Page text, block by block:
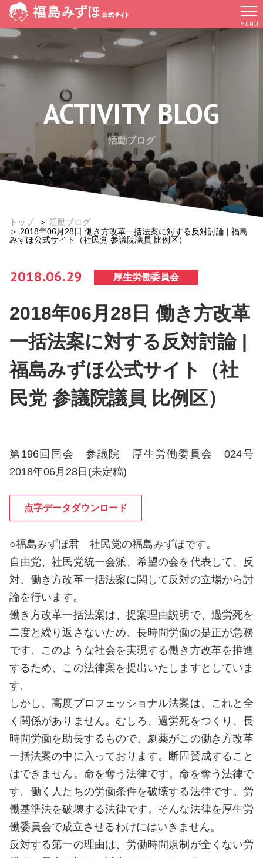
ACTIVITY BLOG
活動ブログ
トップ ＞ 活動ブログ
＞ 2018年06月28日 働き方改革一括法案に対する反対討論 | 福島
みずほ公式サイト（社民党 参議院議員 比例区）
2018.06.29 厚生労働委員会
2018年06月28日 働き方改革
一括法案に対する反対討論 |
福島みずほ公式サイト（社
民党 参議院議員 比例区）
第196回国会 参議院 厚生労働委員会 024号
2018年06月28日(未定稿)
点字データダウンロード
○福島みずほ君 社民党の福島みずほです。
自由党、社民党統一会派、希望の会を代表して、反
対、働き方改革一括法案に関して反対の立場から討
論を行います。
働き方改革一括法案は、提案理由説明で、過労死を
二度と繰り返さないため、長時間労働の是正が急務
です、このような社会を実現する働き方改革を推進
するため、この法律案を提出いたしますとしていま
す。
しかし、高度プロフェッショナル法案は、これと全
く関係がありません。むしろ、過労死をつくり、長
時間労働を助長するもので、劇薬がこの働き方改革
一括法案の中に入っております。断固賛成すること
はできません。命を奪う法律です。命を奪う法律で
す。働く人たちの労働条件を破壊する法律です。労
働基準法を破壊する法律です。そんな法律を厚生労
働委員会で成立させるわけにはいきません。
反対する第一の理由は、労働時間規制が全くない労
MENU